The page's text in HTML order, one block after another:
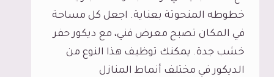
بورد
جدة
خطوطه المنحوتة بعناية. اجعل كل مساحة
في المكان تصبح معرض فني، مع ديكور حفر
خشب جدة. يمكنك توظيف هذا النوع من
الديكور في مختلف أنماط المنازل